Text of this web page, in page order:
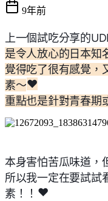
9年前
上一個試吃分享的
是令人放心的日本知
覺得吃了很有感覺，
素～❤
重點也是針對青春期
本身害怕苦瓜味道，
所以我一定在要試試
素！！ ❤